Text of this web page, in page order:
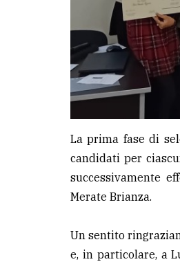
La prima fase di
candidati per
successivamente
Merate Brianza.
Un sentito
e, in particolare, a